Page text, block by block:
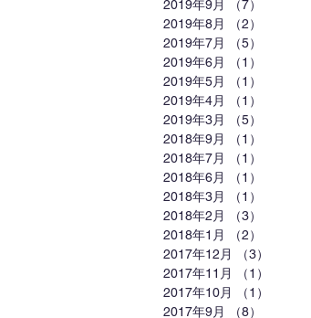
2019年9月
（7）
2019年8月
（2）
2019年7月
（5）
2019年6月
（1）
2019年5月
（1）
2019年4月
（1）
2019年3月
（5）
2018年9月
（1）
2018年7月
（1）
2018年6月
（1）
2018年3月
（1）
2018年2月
（3）
2018年1月
（2）
2017年12月
（3）
2017年11月
（1）
2017年10月
（1）
2017年9月
（8）